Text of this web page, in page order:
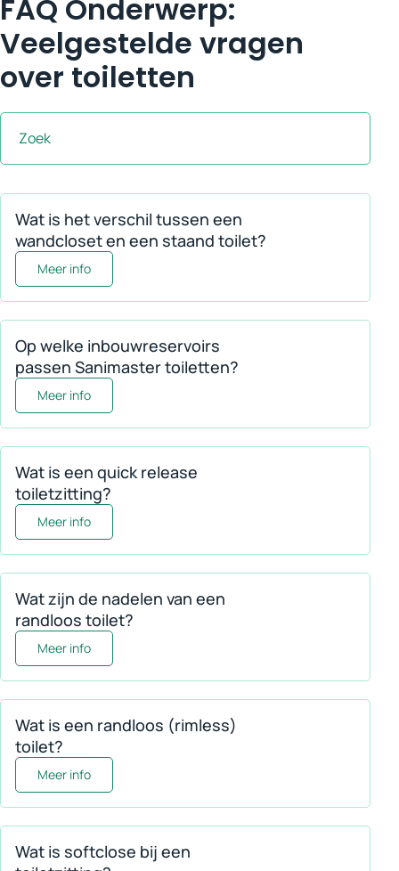
FAQ Onderwerp:
Veelgestelde vragen
over toiletten
Zoek
Wat is het verschil tussen een
wandcloset en een staand toilet?
Meer infoMeer informatie over Wat is het verschil tussen een
Op welke inbouwreservoirs
passen Sanimaster toiletten?
Meer infoMeer informatie over Op welke inbouwreservoirs
Wat is een quick release
toiletzitting?
Meer infoMeer informatie over Wat is een quick release
Wat zijn de nadelen van een
randloos toilet?
Meer infoMeer informatie over Wat zijn de nadelen van een
Wat is een randloos (rimless)
toilet?
Meer infoMeer informatie over Wat is een randloos (rimless)
Wat is softclose bij een